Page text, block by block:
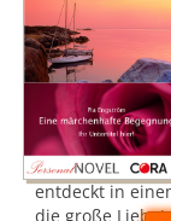
entdeckt in
die große Liebe!